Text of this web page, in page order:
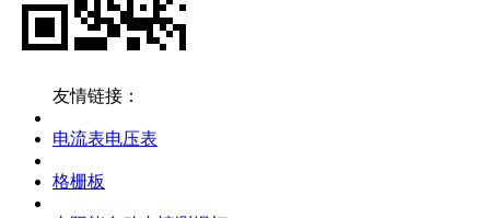
友情链接：
电流表电压表
格栅板